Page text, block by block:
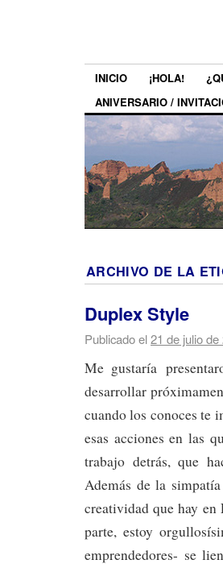
INICIO ¡HOLA!
ANIVERSARIO /
ARCHIVO DE LA
Duplex Style
Publicado el21 de julio de
Me gustaría
desarrollar
cuando los conoces te
esas acciones en las
trabajo detrás, que
Además de la
creatividad que hay
parte, estoy
emprendedores- se